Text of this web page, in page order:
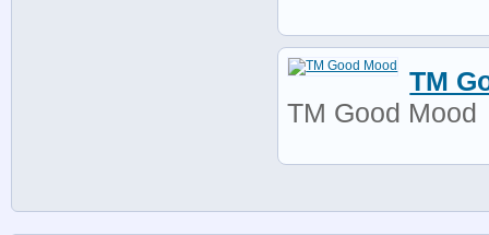
TM
TM Good Mood